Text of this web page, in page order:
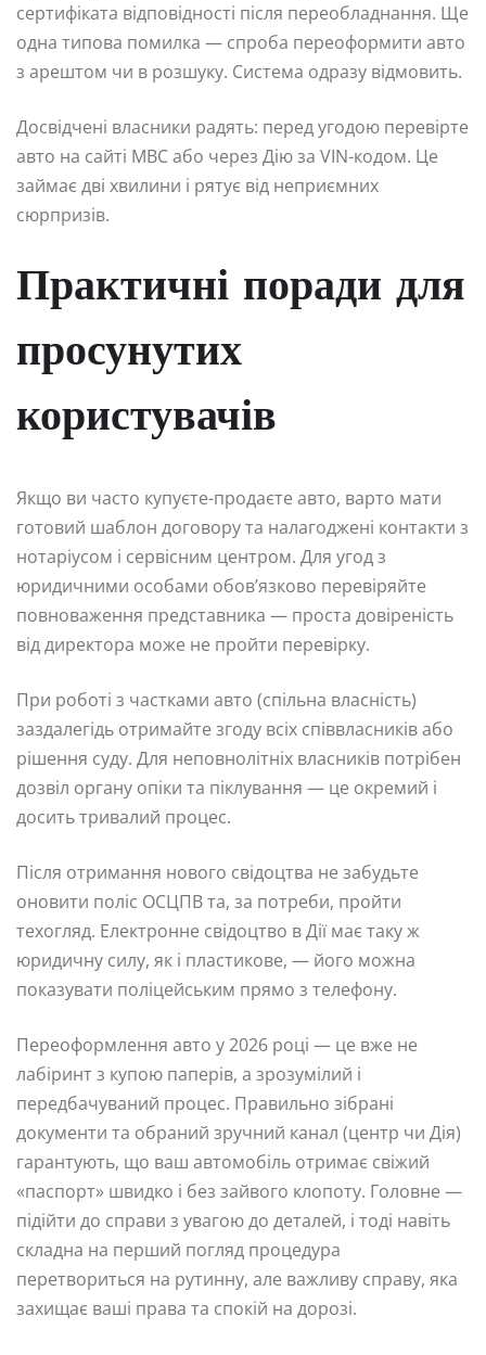
сертифіката відповідності після переобладнання. Ще
одна типова помилка — спроба переоформити авто
з арештом чи в розшуку. Система одразу відмовить.
Досвідчені власники радять: перед угодою перевірте
авто на сайті МВС або через Дію за VIN-кодом. Це
займає дві хвилини і рятує від неприємних
сюрпризів.
Практичні поради для
просунутих
користувачів
Якщо ви часто купуєте-продаєте авто, варто мати
готовий шаблон договору та налагоджені контакти з
нотаріусом і сервісним центром. Для угод з
юридичними особами обов’язково перевіряйте
повноваження представника — проста довіреність
від директора може не пройти перевірку.
При роботі з частками авто (спільна власність)
заздалегідь отримайте згоду всіх співвласників або
рішення суду. Для неповнолітніх власників потрібен
дозвіл органу опіки та піклування — це окремий і
досить тривалий процес.
Після отримання нового свідоцтва не забудьте
оновити поліс ОСЦПВ та, за потреби, пройти
техогляд. Електронне свідоцтво в Дії має таку ж
юридичну силу, як і пластикове, — його можна
показувати поліцейським прямо з телефону.
Переоформлення авто у 2026 році — це вже не
лабіринт з купою паперів, а зрозумілий і
передбачуваний процес. Правильно зібрані
документи та обраний зручний канал (центр чи Дія)
гарантують, що ваш автомобіль отримає свіжий
«паспорт» швидко і без зайвого клопоту. Головне —
підійти до справи з увагою до деталей, і тоді навіть
складна на перший погляд процедура
перетвориться на рутинну, але важливу справу, яка
захищає ваші права та спокій на дорозі.